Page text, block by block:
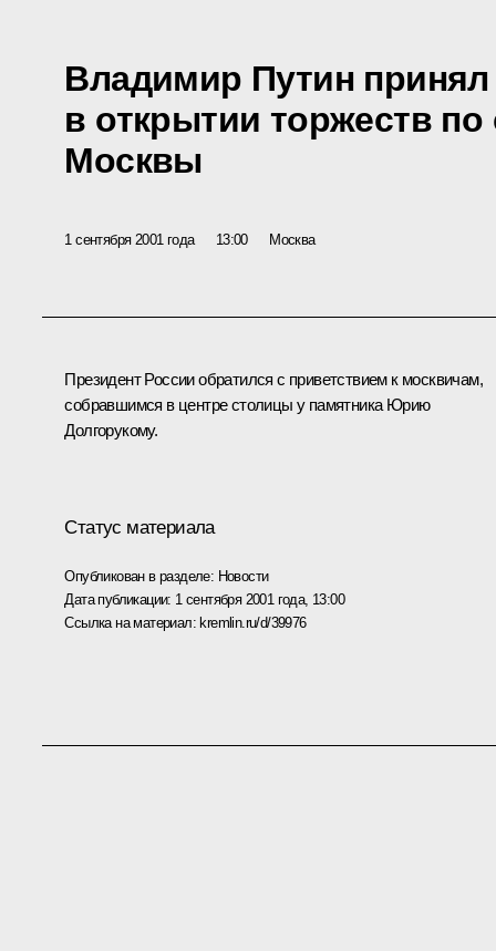
Владимир Путин принял
в открытии торжеств
Москвы
1 сентября 2001 года 13:00 Москва
Президент России обратился с приветствием к москвичам,
собравшимся в центре столицы у памятника Юрию
Долгорукому.
Статус материала
Опубликован в разделе: Новости
Дата публикации: 1 сентября 2001 года, 13:00
Ссылка на материал:kremlin.ru/d/39976